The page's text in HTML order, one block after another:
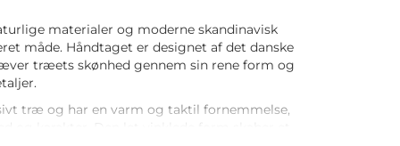
materialer og moderne skandinavisk
måde. Håndtaget er designet af det danske
træets skønhed gennem sin rene form og
træ og har en varm og taktil fornemmelse,